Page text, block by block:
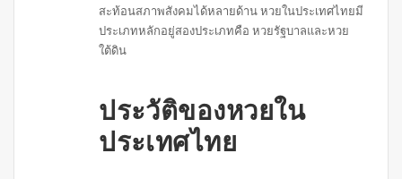
สะท้อนสภาพสังคมได้หลายด้าน หวยในประเทศไทยมี
ประเภทหลักอยู่สองประเภทคือ หวยรัฐบาลและหวย
ใต้ดิน
ประวัติของหวยใน
ประเทศไทย